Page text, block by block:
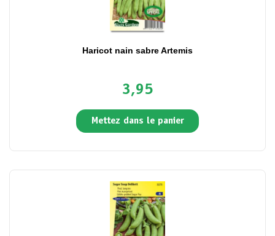
Haricot nain sabre Artemis
3,95
Mettez dans le panier